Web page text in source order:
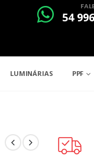
54
LUMINÁRIAS PPF